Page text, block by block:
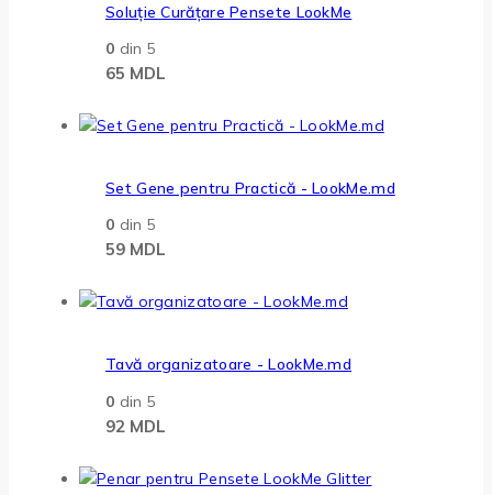
Soluție Curățare Pensete LookMe
0 din 5
65 MDL
Set Gene pentru Practică - LookMe.md
0 din 5
59 MDL
Tavă organizatoare - LookMe.md
0 din 5
92 MDL